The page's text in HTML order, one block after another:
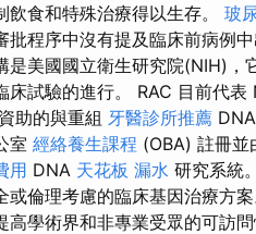
飲食和特殊治療得以生存。 玻
批程序中沒有提及臨床前病例
是美國國立衛生研究院(NIH)，
床試驗的進行。 RAC 目前代
資助的與重組 牙醫診所推薦
室 經絡養生課程 (OBA) 註冊並
用 DNA 天花板 漏水 研究系統
或倫理考慮的臨床基因治療方
高學術界和非專業受眾的可訪問